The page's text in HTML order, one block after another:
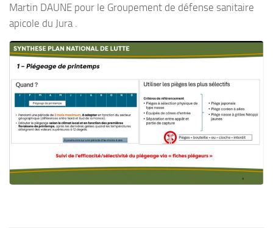
Martin DAUNE pour le Groupement de défense sanitaire
apicole du Jura .